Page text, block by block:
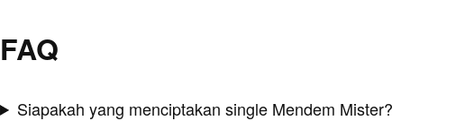
FAQ
Siapakah yang menciptakan single Mendem Mister?